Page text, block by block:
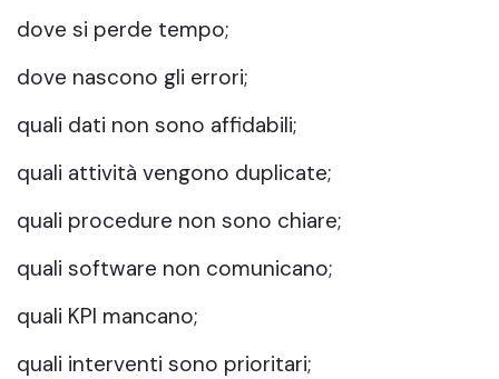
dove si perde tempo;
dove nascono gli errori;
quali dati non sono affidabili;
quali attività vengono duplicate;
quali procedure non sono chiare;
quali software non comunicano;
quali KPI mancano;
quali interventi sono prioritari;